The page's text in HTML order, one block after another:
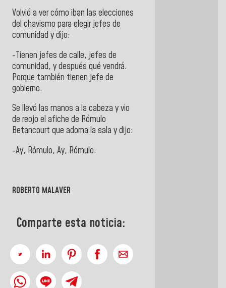
Volvió a ver cómo iban las elecciones
del chavismo para elegir jefes de
comunidad y dijo:
-Tienen jefes de calle, jefes de
comunidad, y después qué vendrá.
Porque también tienen jefe de
gobierno.
Se llevó las manos a la cabeza y vio
de reojo el afiche de Rómulo
Betancourt que adorna la sala y dijo:
-Ay, Rómulo, Ay, Rómulo.
ROBERTO MALAVER
Comparte esta noticia: